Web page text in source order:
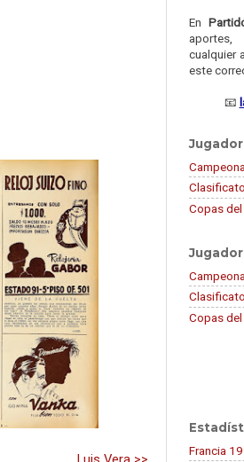
En
aportes,
cualquier
este
📧
Copas
Copas
Francia